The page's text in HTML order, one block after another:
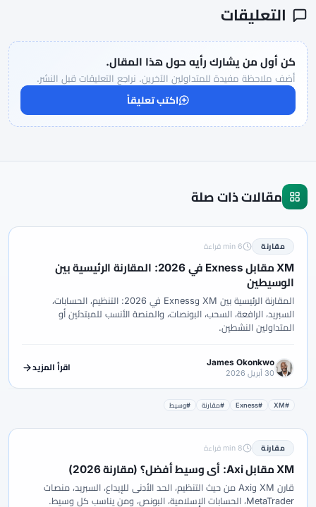
التعليقات
كن أول من يشارك رأيه حول هذا المقال.
أضف ملاحظة مفيدة للمتداولين الآخرين. نراجع التعليقات قبل النشر.
اكتب تعليقاً
مقالات ذات صلة
مقارنة 6 min قراءة
XM مقابل Exness في 2026: المقارنة الرئيسية بين
الوسيطين
المقارنة الرئيسية بين XM وExness في 2026: التنظيم، الحسابات،
السبريد، الرافعة، السحب، البونصات، والمنصة الأنسب للمبتدئين أو
المتداولين النشطين.
James Okonkwo
30 أبريل 2026
اقرأ المزيد
#XM
#Exness #مقارنة #وسيط
مقارنة 8 min قراءة
XM مقابل Axi: أي وسيط أفضل؟ (مقارنة 2026)
قارن XM وAxi من حيث التنظيم، الحد الأدنى للإيداع، السبريد، منصات
MetaTrader، الحسابات الإسلامية، البونص، ومن يناسب كل وسيط.